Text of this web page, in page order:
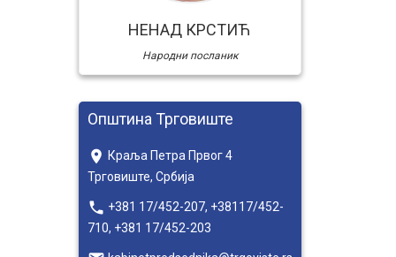
НЕНАД КРСТИЋ
Народни посланик
Општина Трговиште
place Краља Петра Првог 4
Трговиште, Србија
local_phone +381 17/452-207, +38117/452-
710, +381 17/452-203